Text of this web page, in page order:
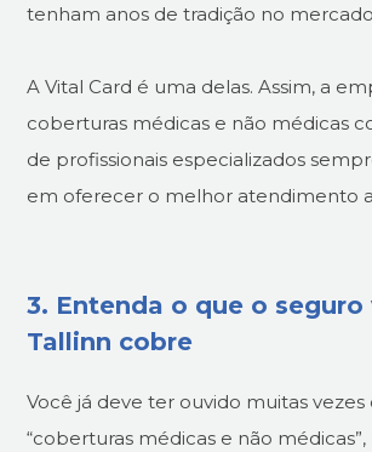
tenham anos de tradição no
A Vital Card é uma delas. Assim, a
coberturas médicas e não médicas
de profissionais especializados
em oferecer o melhor atendimento
3. Entenda o que o
Tallinn cobre
Você já deve ter ouvido muitas
“coberturas médicas e não